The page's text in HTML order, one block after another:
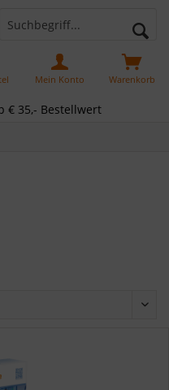
€ 35,- Bestellwert
Warenkorb
Mein Konto